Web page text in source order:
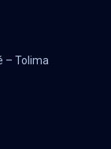
– Tolima